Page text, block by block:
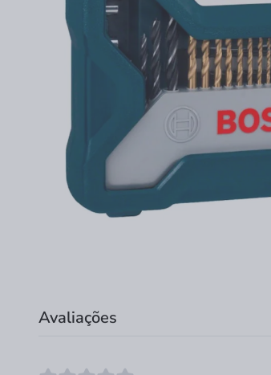
Avaliações